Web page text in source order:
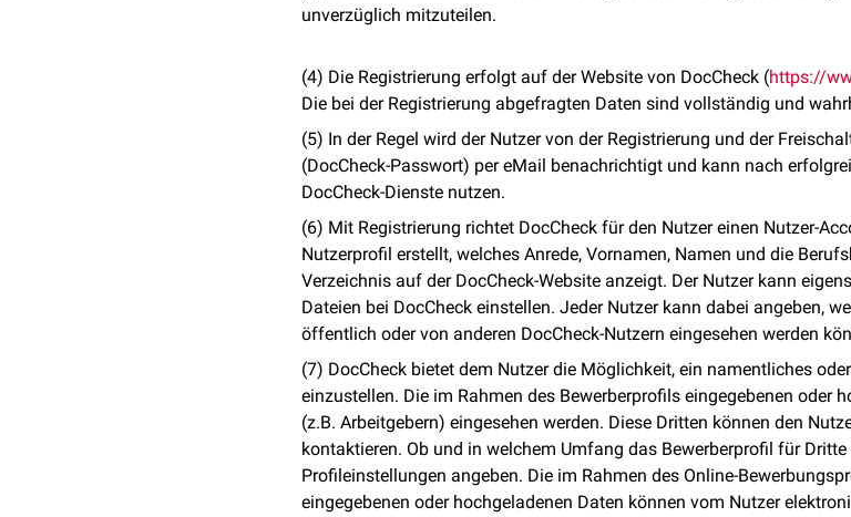
unverzüglich mitzuteilen.
(4) Die Registrierung erfolgt auf der Website von DocCheck (https://
Die bei der Registrierung abgefragten Daten sind vollständig und
(5) In der Regel wird der Nutzer von der Registrierung und der
(DocCheck-Passwort) per eMail benachrichtigt und kann nach
DocCheck-Dienste nutzen.
(6) Mit Registrierung richtet DocCheck für den Nutzer einen Nutzer-
Nutzerprofil erstellt, welches Anrede, Vornamen, Namen und die
Verzeichnis auf der DocCheck-Website anzeigt. Der Nutzer kann
Dateien bei DocCheck einstellen. Jeder Nutzer kann dabei angeben,
öffentlich oder von anderen DocCheck-Nutzern eingesehen werden
(7) DocCheck bietet dem Nutzer die Möglichkeit, ein namentliches
einzustellen. Die im Rahmen des Bewerberprofils eingegebenen oder
(z.B. Arbeitgebern) eingesehen werden. Diese Dritten können den
kontaktieren. Ob und in welchem Umfang das Bewerberprofil für
Profileinstellungen angeben. Die im Rahmen des Online-
eingegebenen oder hochgeladenen Daten können vom Nutzer